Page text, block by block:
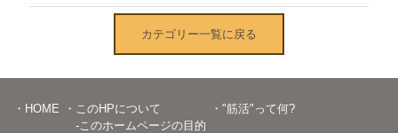
カテゴリー一覧に戻る
・HOME
・このHPについて
-このホームページの目的
・"筋活"って何?